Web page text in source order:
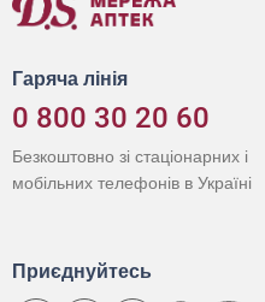
Гаряча лінія
0 800 30 20 60
Безкоштовно зі стаціонарних і
мобільних телефонів в Україні
Приєднуйтесь